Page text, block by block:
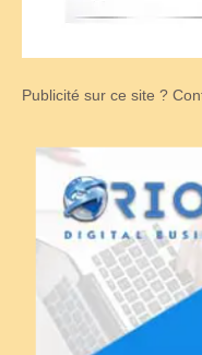
Publicité sur ce site ?